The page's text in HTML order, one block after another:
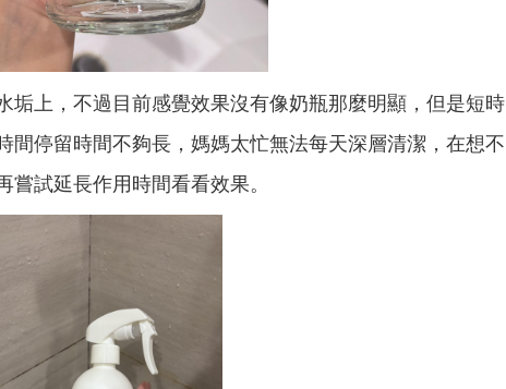
垢上，不過目前感覺效果沒有像奶瓶那麼明顯，但是短時
間停留時間不夠長，媽媽太忙無法每天深層清潔，在想不
嘗試延長作用時間看看效果。